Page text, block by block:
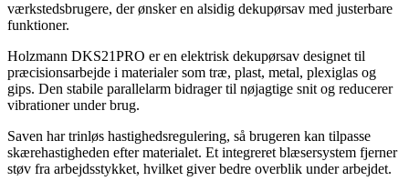
værkstedsbrugere, der ønsker en alsidig dekupørsav med justerbare
funktioner.
Holzmann DKS21PRO er en elektrisk dekupørsav designet til
præcisionsarbejde i materialer som træ, plast, metal, plexiglas og
gips. Den stabile parallelarm bidrager til nøjagtige snit og reducerer
vibrationer under brug.
Saven har trinløs hastighedsregulering, så brugeren kan tilpasse
skærehastigheden efter materialet. Et integreret blæsersystem fjerner
støv fra arbejdsstykket, hvilket giver bedre overblik under arbejdet.